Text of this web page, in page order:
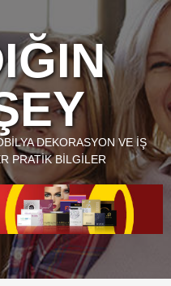
DEKORASYON VE İŞ
PRATIK BILGILER